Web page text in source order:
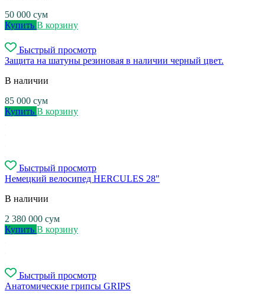
50 000 сум
Купить В корзину
Быстрый просмотр
Защита на шатуны резиновая в наличии черный цвет.
В наличии
85 000 сум
Купить В корзину
Быстрый просмотр
Немецкий велосипед HERCULES 28"
В наличии
2 380 000 сум
Купить В корзину
Быстрый просмотр
Анатомические грипсы GRIPS